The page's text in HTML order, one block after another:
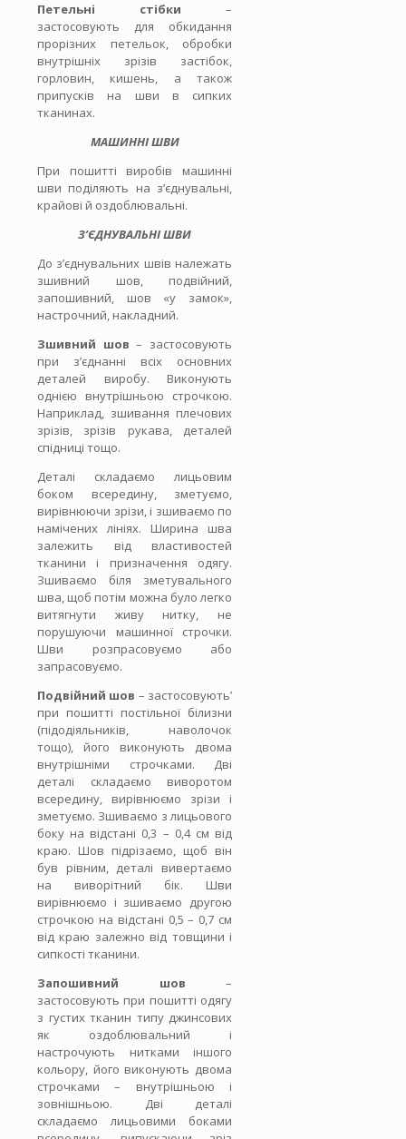
Петельні стібки –
застосовують для обкидання
прорізних петельок, обробки
внутрішніх зрізів застібок,
горловин, кишень, а також
припусків на шви в сипких
тканинах.
МАШИННІ ШВИ
При пошитті виробів машинні
шви поділяють на з’єднувальні,
крайові й оздоблювальні.
З’ЄДНУВАЛЬНІ ШВИ
До з’єднувальних швів належать
зшивний шов, подвійний,
запошивний, шов «у замок»,
настрочний, накладний.
Зшивний шов – застосовують
при з’єднанні всіх основних
деталей виробу. Виконують
однією внутрішньою строчкою.
Наприклад, зшивання плечових
зрізів, зрізів рукава, деталей
спідниці тощо.
Деталі складаємо лицьовим
боком всередину, зметуємо,
вирівнюючи зрізи, і зшиваємо по
намічених лініях. Ширина шва
залежить від властивостей
тканини і призначення одягу.
Зшиваємо біля зметувального
шва, щоб потім можна було легко
витягнути живу нитку, не
порушуючи машинної строчки.
Шви розпрасовуємо або
запрасовуємо.
Подвійний шов – застосовують’
при пошитті постільної білизни
(підодіяльників, наволочок
тощо), його виконують двома
внутрішніми строчками. Дві
деталі складаємо виворотом
всередину, вирівнюємо зрізи і
зметуємо. Зшиваємо з лицьового
боку на відстані 0,3 – 0,4 см від
краю. Шов підрізаємо, щоб він
був рівним, деталі вивертаємо
на виворітний бік. Шви
вирівнюємо і зшиваємо другою
строчкою на відстані 0,5 – 0,7 см
від краю залежно від товщини і
сипкості тканини.
Запошивний шов –
застосовують при пошитті одягу
з густих тканин типу джинсових
як оздоблювальний і
настрочують нитками іншого
кольору, його виконують двома
строчками – внутрішньою і
зовнішньою. Дві деталі
складаємо лицьовими боками